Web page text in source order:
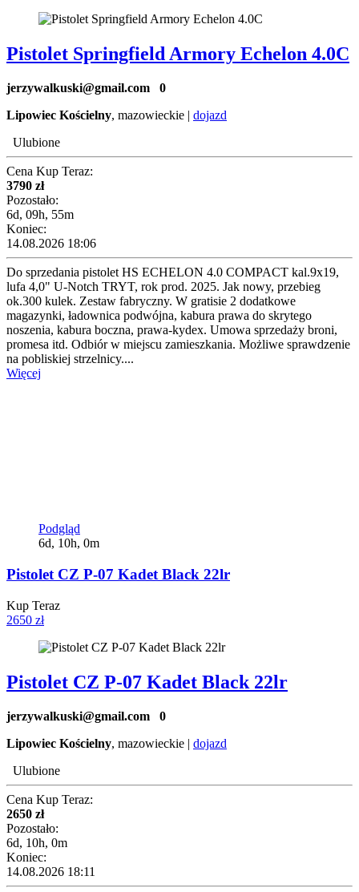
Pistolet Springfield Armory Echelon 4.0C
jerzywalkuski@gmail.com 0
Lipowiec Kościelny, mazowieckie | dojazd
Ulubione
Cena Kup Teraz:
3790 zł
Pozostało:
6d, 09h, 55m
Koniec:
14.08.2026 18:06
Do sprzedania pistolet HS ECHELON 4.0 COMPACT kal.9x19,
lufa 4,0" U-Notch TRYT, rok prod. 2025. Jak nowy, przebieg
ok.300 kulek. Zestaw fabryczny. W gratisie 2 dodatkowe
magazynki, ładownica podwójna, kabura prawa do skrytego
noszenia, kabura boczna, prawa-kydex. Umowa sprzedaży broni,
promesa itd. Odbiór w miejscu zamieszkania. Możliwe sprawdzenie
na pobliskiej strzelnicy....
Więcej
Podgląd
6d, 10h, 0m
Pistolet CZ P-07 Kadet Black 22lr
Kup Teraz
2650 zł
Pistolet CZ P-07 Kadet Black 22lr
jerzywalkuski@gmail.com 0
Lipowiec Kościelny, mazowieckie | dojazd
Ulubione
Cena Kup Teraz:
2650 zł
Pozostało:
6d, 10h, 0m
Koniec:
14.08.2026 18:11